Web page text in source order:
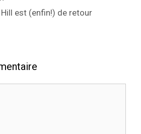
est (enfin!) de retour